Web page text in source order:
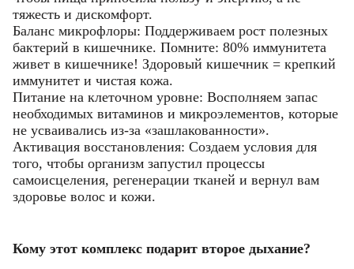
тяжесть и дискомфорт.
Баланс микрофлоры: Поддерживаем рост полезных
бактерий в кишечнике. Помните: 80% иммунитета
живет в кишечнике! Здоровый кишечник = крепкий
иммунитет и чистая кожа.
Питание на клеточном уровне: Восполняем запас
необходимых витаминов и микроэлементов, которые
не усваивались из-за «зашлакованности».
Активация восстановления: Создаем условия для
того, чтобы организм запустил процессы
самоисцеления, регенерации тканей и вернул вам
здоровье волос и кожи.
Кому этот комплекс подарит второе дыхание?